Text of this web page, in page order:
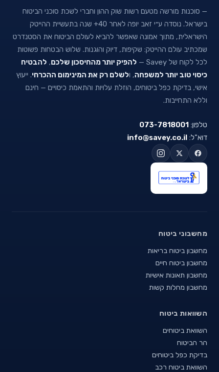
— סוכנות מורשה מטעם רשות שוק ההון וחברי לשכת סוכני הביטוח
בישראל. נוסדה ע״י זאב יופה לאחר 40+ שנה בתעשיית ההייטק
הישראלית, מתוך אמונה שאפשר להביא לעולם הביטוח את הסטנדרט
שמכתיב עולם ההייטק: שקיפות, דיוק והוגנות. שלוש הבטחות פשוטות
לכל לקוח של Savey —
להפיק יותר מהחיסכון שלכם, להבטיח
כיסוי טוב יותר למשפחה, ולשלם רק את המינימום ההכרחי. ייעוץ
אישי, בדיקת כפל ביטוחים, הוזלת עלויות והתאמת כיסויים — חינם
וללא התחייבות.
טלפון: 073-7818001
דוא"ל: info@savey.co.il
מחשבוני ביטוח
מחשבון ביטוח בריאות
מחשבון ביטוח חיים
מחשבון תאונות אישיות
מחשבון מחלות קשות
השוואות ביטוח
השוואת ביטוחים
הר הביטוח
בדיקת כפל ביטוחים
השוואת ביטוח רכב